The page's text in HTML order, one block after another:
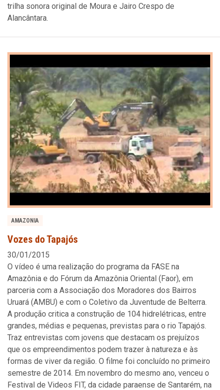
trilha sonora original de Moura e Jairo Crespo de
Alancântara.
AMAZONIA
Vozes do Tapajós
30/01/2015
O vídeo é uma realização do programa da FASE na
Amazônia e do Fórum da Amazônia Oriental (Faor), em
parceria com a Associação dos Moradores dos Bairros
Uruará (AMBU) e com o Coletivo da Juventude de Belterra.
A produção critica a construção de 104 hidrelétricas, entre
grandes, médias e pequenas, previstas para o rio Tapajós.
Traz entrevistas com jovens que destacam os prejuízos
que os empreendimentos podem trazer à natureza e às
formas de viver da região. O filme foi concluído no primeiro
semestre de 2014. Em novembro do mesmo ano, venceu o
Festival de Videos FIT, da cidade paraense de Santarém, na